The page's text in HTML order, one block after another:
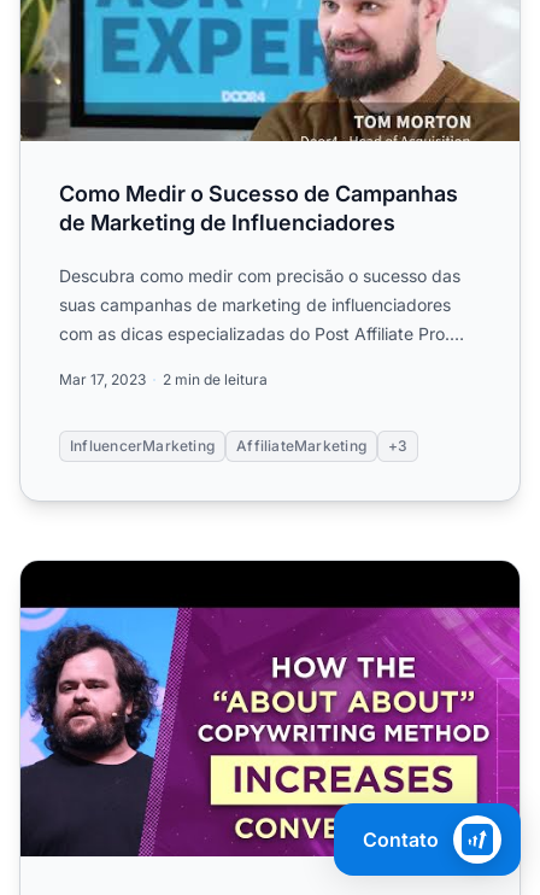
Como Medir o Sucesso de Campanhas
de Marketing de Influenciadores
Descubra como medir com precisão o sucesso das
suas campanhas de marketing de influenciadores
com as dicas especializadas do Post Affiliate Pro.
Mar 17, 2023 2 min de leitura
InfluencerMarketing AffiliateMarketing +3
Como o Método de Copywriting “About About” Aumenta
Contato